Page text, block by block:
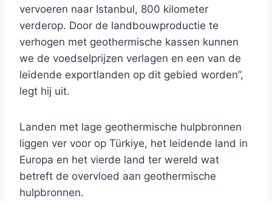
vervoeren naar Istanbul, 800 kilometer
verderop. Door de landbouwproductie te
verhogen met geothermische kassen kunnen
we de voedselprijzen verlagen en een van de
leidende exportlanden op dit gebied worden”,
legt hij uit.
Landen met lage geothermische hulpbronnen
liggen ver voor op Türkiye, het leidende land in
Europa en het vierde land ter wereld wat
betreft de overvloed aan geothermische
hulpbronnen.